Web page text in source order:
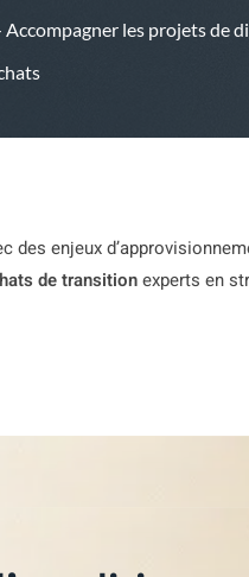
les projets de
des enjeux
de transitionexperts en